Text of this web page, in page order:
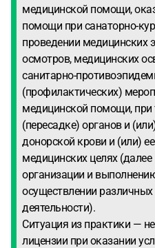
медицинской помощи,
помощи при санаторно-
проведении медицинских
осмотров, медицинских
санитарно-
(профилактических)
медицинской помощи, при
(пересадке) органов и
донорской крови и (или)
медицинских целях
организации и
осуществлении
деятельности).
Ситуация из практики —
лицензии при оказании